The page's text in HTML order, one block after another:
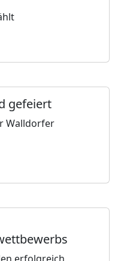
gefeiert
Walldorfer